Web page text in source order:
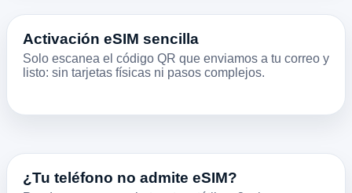
Activación eSIM sencilla
Solo escanea el código QR que enviamos a tu correo y
listo: sin tarjetas físicas ni pasos complejos.
¿Tu teléfono no admite eSIM?